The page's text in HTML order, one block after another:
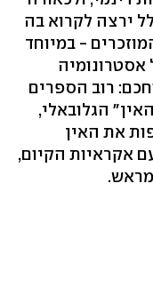
ירצה לקרוא בה
- במיוחד
אסטרונומיה
רוב הספרים
הגלובאלי,
את האין
אקראיות הקיום,